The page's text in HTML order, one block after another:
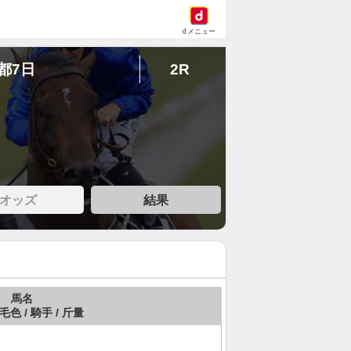
dメニュー
7日 2R
オッズ 結果
馬名
色 / 騎手 / 斤量